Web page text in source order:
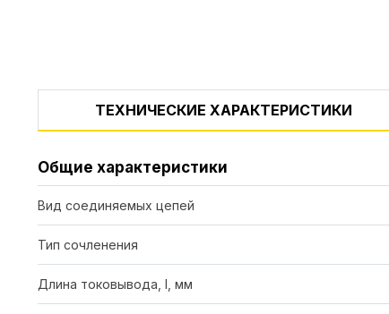
ТЕХНИЧЕСКИЕ ХАРАКТЕРИСТИКИ
Общие характеристики
Вид соединяемых цепей
Тип сочленения
Длина токовывода, l, мм